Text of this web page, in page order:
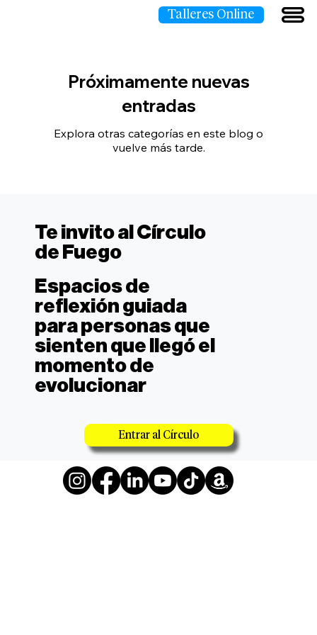
Talleres Online
Próximamente nuevas
entradas
Explora otras categorías en este blog o
vuelve más tarde.
Te invito al Círculo
de Fuego
Espacios de
reflexión guiada
para personas que
sienten que llegó el
momento de
evolucionar
Entrar al Círculo